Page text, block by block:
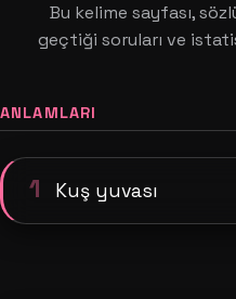
Bu kelime sayfası,
geçtiği soruları ve
ANLAMLARI
1 Kuş yuvası